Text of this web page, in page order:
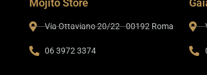
Mojito Store
Via Ottaviano 20/22 - 00192 Roma
06 3972 3374